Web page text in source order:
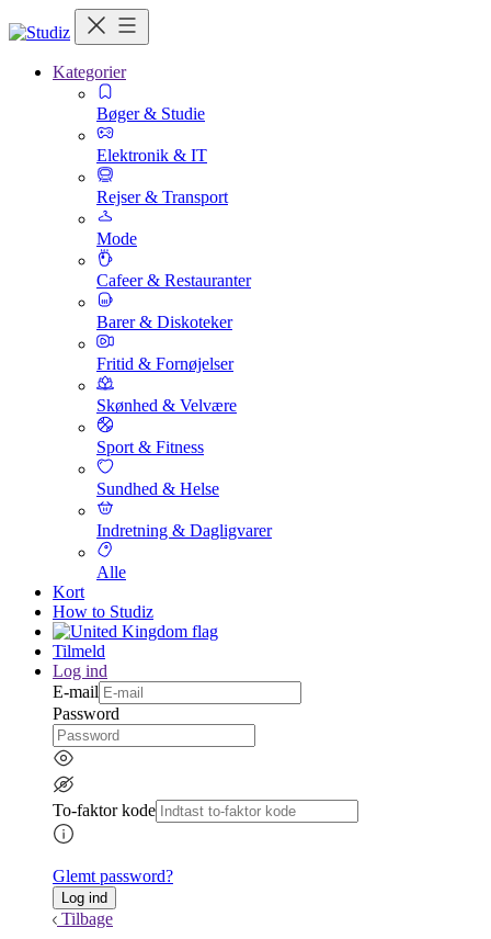
Kategorier
Bøger & Studie
Elektronik & IT
Rejser & Transport
Mode
Cafeer & Restauranter
Barer & Diskoteker
Fritid & Fornøjelser
Skønhed & Velvære
Sport & Fitness
Sundhed & Helse
Indretning & Dagligvarer
Alle
Kort
How to Studiz
Tilmeld
Log ind
E-mail
Password
To-faktor kode
Glemt password?
Tilbage